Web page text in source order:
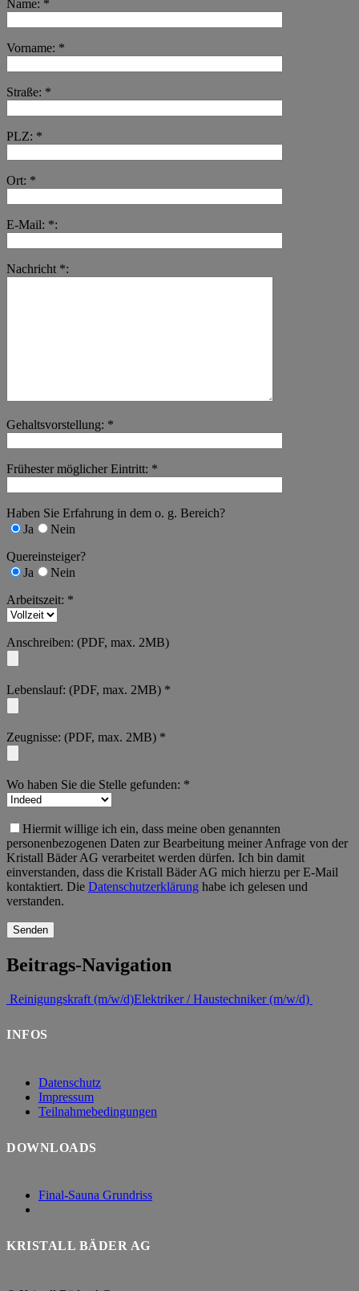
Name: *
Vorname: *
Straße: *
PLZ: *
Ort: *
E-Mail: *:
Nachricht *:
Gehaltsvorstellung: *
Frühester möglicher Eintritt: *
Haben Sie Erfahrung in dem o. g. Bereich?
Ja
Nein
Quereinsteiger?
Ja
Nein
Arbeitszeit: *
Anschreiben: (PDF, max. 2MB)
Lebenslauf: (PDF, max. 2MB) *
Zeugnisse: (PDF, max. 2MB) *
Wo haben Sie die Stelle gefunden: *
Hiermit willige ich ein, dass meine oben genannten
personenbezogenen Daten zur Bearbeitung meiner Anfrage von der
Kristall Bäder AG verarbeitet werden dürfen. Ich bin damit
einverstanden, dass die Kristall Bäder AG mich hierzu per E-Mail
kontaktiert. Die Datenschutzerklärung habe ich gelesen und
verstanden.
Beitrags-Navigation
Reinigungskraft (m/w/d)Elektriker / Haustechniker (m/w/d)
INFOS
Datenschutz
Impressum
Teilnahmebedingungen
DOWNLOADS
Final-Sauna Grundriss
KRISTALL BÄDER AG